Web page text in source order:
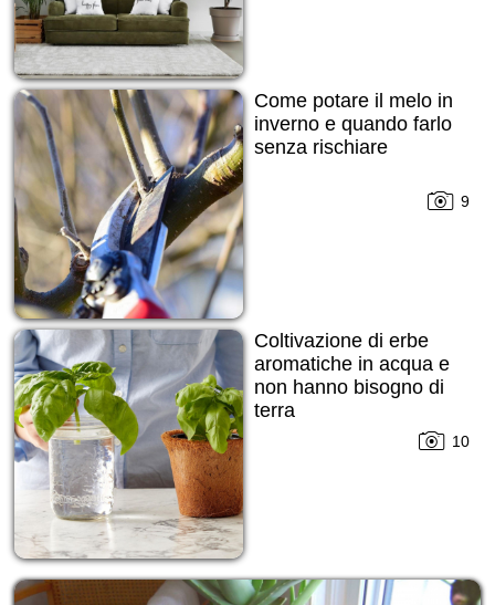
Come potare il melo in
inverno e quando farlo
senza rischiare
9
Coltivazione di erbe
aromatiche in acqua e
non hanno bisogno di
terra
10